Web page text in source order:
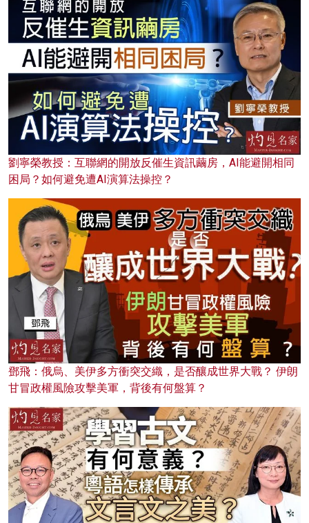
劉寧榮教授：互聯網的開放反催生資訊繭房，AI能避開相同
困局？如何避免遭AI演算法操控？
鄧飛：俄烏、美伊多方衝突交織，是否釀成世界大戰？ 伊朗
甘冒政權風險攻擊美軍，背後有何盤算？